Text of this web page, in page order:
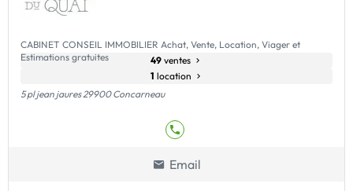
CABINET CONSEIL IMMOBILIER Achat, Vente, Location, Viager et
Estimations gratuites
49 ventes
1 location
5 pl jean jaures 29900 Concarneau
Email